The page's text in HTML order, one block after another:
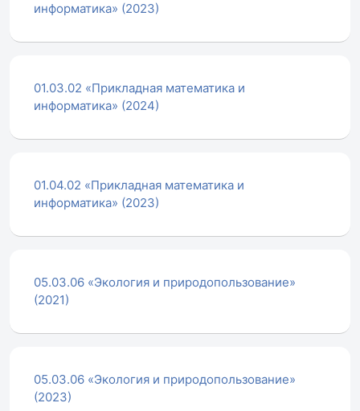
информатика» (2023)
01.03.02 «Прикладная математика и
информатика» (2024)
01.04.02 «Прикладная математика и
информатика» (2023)
05.03.06 «Экология и природопользование»
(2021)
05.03.06 «Экология и природопользование»
(2023)